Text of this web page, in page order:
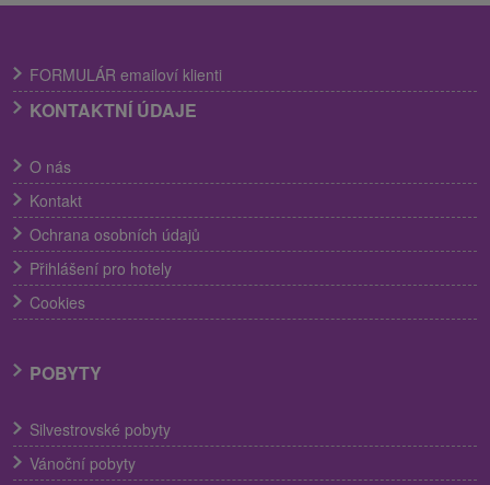
FORMULÁR emailoví klienti
KONTAKTNÍ ÚDAJE
O nás
Kontakt
Ochrana osobních údajů
Přihlášení pro hotely
Cookies
POBYTY
Silvestrovské pobyty
Vánoční pobyty